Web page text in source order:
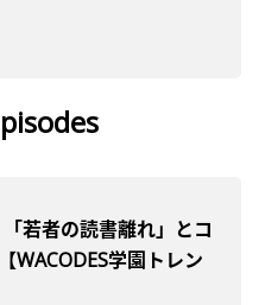
若者の読書離れ」とコ
WACODES学園トレン